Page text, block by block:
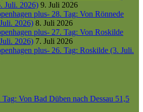
Juli. 2026) 9. Juli 2026
plus- 28. Tag: Von Rönnede
2026) 8. Juli 2026
plus- 27. Tag: Von Roskilde
2026) 7. Juli 2026
plus- 26. Tag: Roskilde (3. Juli.
Tag: Von Bad Düben nach Dessau 51,5